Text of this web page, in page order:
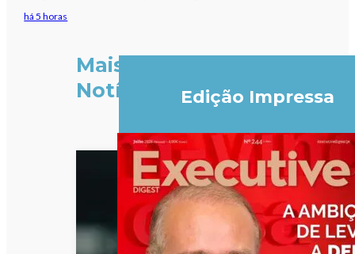
há 5 horas
Mais
Notícias
Edição Impressa